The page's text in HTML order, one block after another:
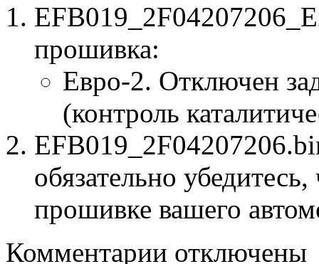
прошивка:
Евро-2. Отключен
(контроль
обязательно
прошивке вашего
Комментарии записи
отключены